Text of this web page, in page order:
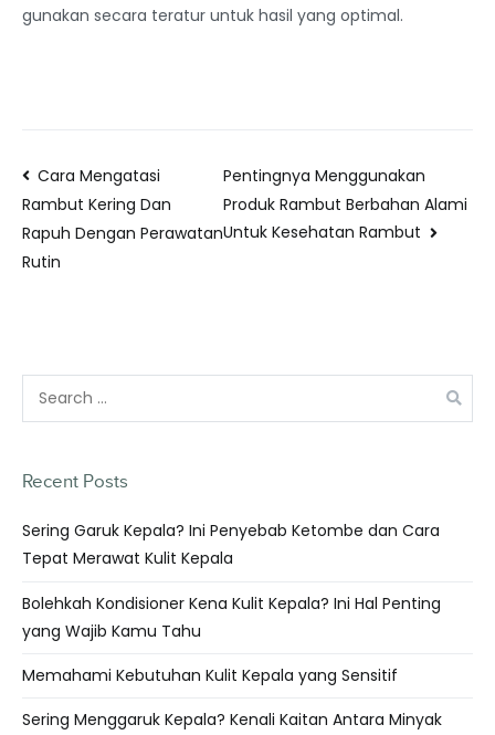
gunakan secara teratur untuk hasil yang optimal.
Cara Mengatasi
Rambut Kering Dan
Rapuh Dengan Perawatan
Rutin
Pentingnya Menggunakan
Produk Rambut Berbahan Alami
Untuk Kesehatan Rambut
Recent Posts
Sering Garuk Kepala? Ini Penyebab Ketombe dan Cara
Tepat Merawat Kulit Kepala
Bolehkah Kondisioner Kena Kulit Kepala? Ini Hal Penting
yang Wajib Kamu Tahu
Memahami Kebutuhan Kulit Kepala yang Sensitif
Sering Menggaruk Kepala? Kenali Kaitan Antara Minyak